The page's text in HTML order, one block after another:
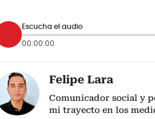
Escucha el audio
00:00:00
Felipe Lara
Comunicador social y
mi trayecto en los